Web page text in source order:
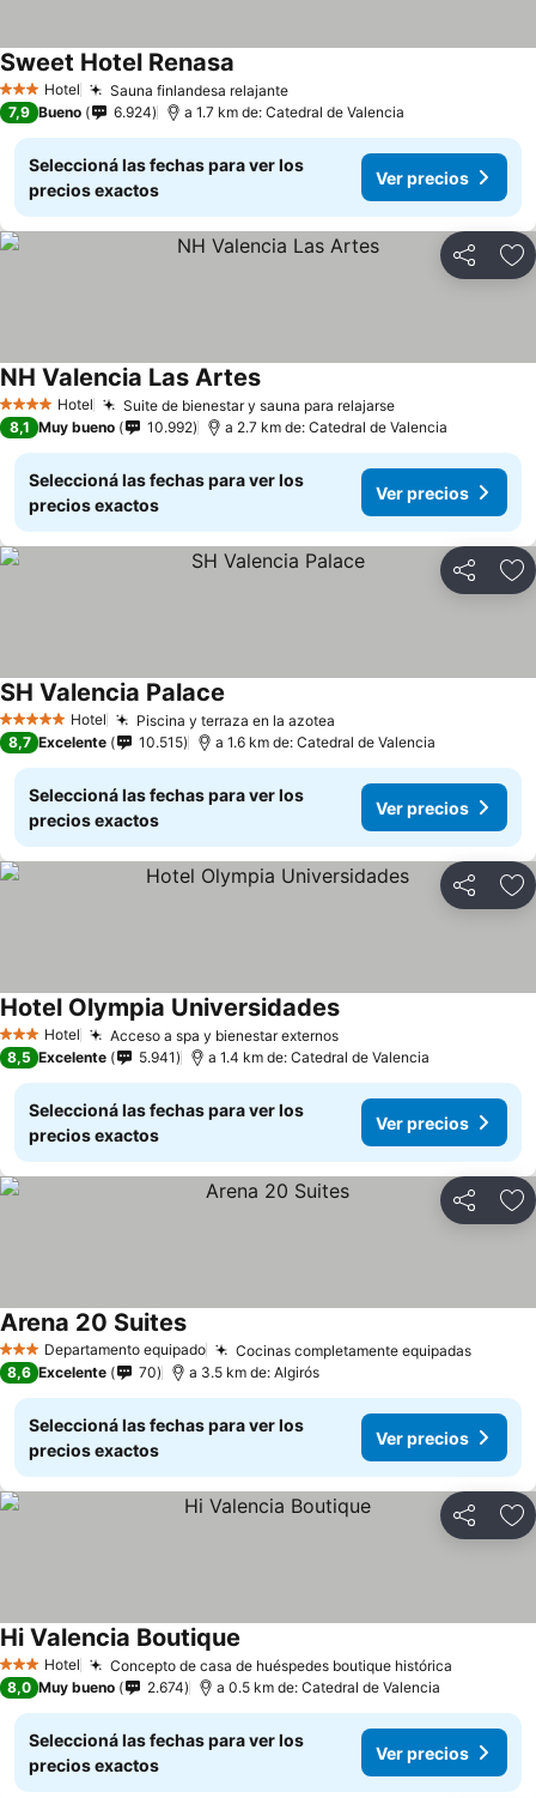
3 Estrellas
Hotel Sauna finlandesa relajanteVer precios
Sweet Hotel Renasa
7,9 Bueno 6.924 a 1.7 km de: Catedral de Valencia
Seleccioná las fechas para ver los
precios exactos
Ver precios
Compartir
4 EstrellasHotel Suite de bienestar y sauna para relajarseVer precios
NH Valencia Las ArtesVer precios
8,1 Muy bueno 10.992 a 2.7 km de: Catedral de Valencia
Seleccioná las fechas para ver los
precios exactos
Ver precios
Compartir
5 Estrellas Hotel Piscina y terraza en la azotea
SH Valencia Palace
8,7 Excelente 10.515 a 1.6 km de: Catedral de Valencia
Seleccioná las fechas para ver los
precios exactos
Ver precios
Compartir
3 Estrellas
Hotel Acceso a spa y bienestar externosVer precios
Hotel Olympia UniversidadesVer precios
8,5 Excelente 5.941 a 1.4 km de: Catedral de Valencia
Seleccioná las fechas para ver los
precios exactos
Ver precios
Compartir
3 EstrellasDepartamento equipado Cocinas completamente equipadasVer
Arena 20 SuitesVer precios
8,6 Excelente 70 a 3.5 km de: Algirós
Seleccioná las fechas para ver los
precios exactos
Ver precios
Compartir
3 Estrellas
Hotel Concepto de casa de huéspedes boutique histórica
Hi Valencia Boutique
8,0 Muy bueno 2.674 a 0.5 km de: Catedral de Valencia
Seleccioná las fechas para ver los
precios exactos
Ver precios